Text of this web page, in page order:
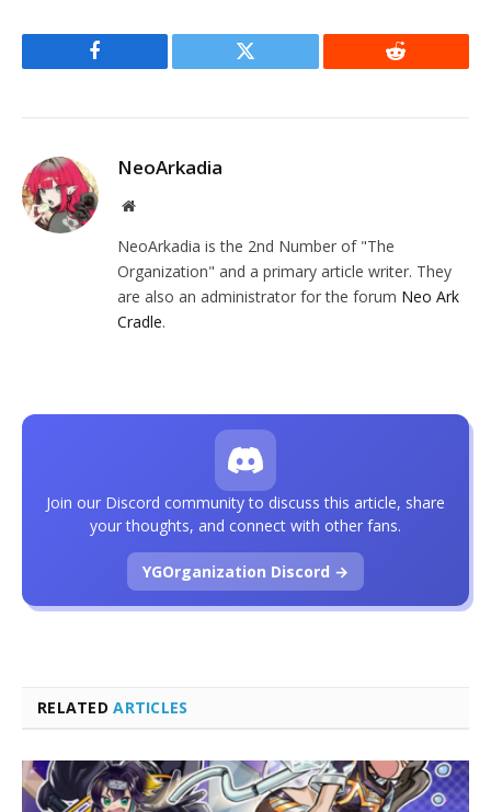
Facebook Twitter Reddit
NeoArkadia
Website
NeoArkadia is the 2nd Number of "The
Organization" and a primary article writer. They
are also an administrator for the forum Neo Ark
Cradle.
RELATEDARTICLES
Join our Discord community to discuss this article, share
your thoughts, and connect with other fans.
YGOrganization Discord →